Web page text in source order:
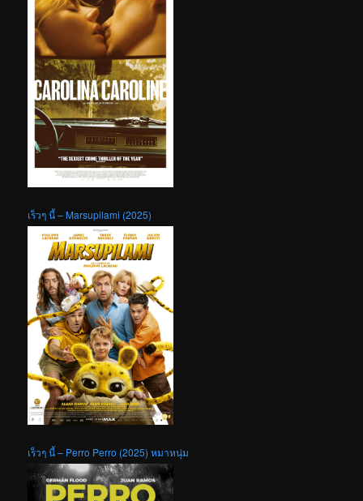
เร็วๆ นี้ – Marsupilami (2025)
เร็วๆ นี้ – Perro Perro (2025) หมาหนุ่ม